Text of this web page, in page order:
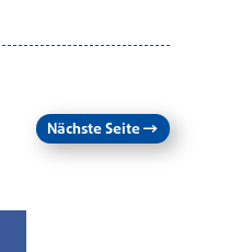
Nächste Seite→